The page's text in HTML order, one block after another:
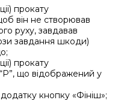
прокату
він не створював
руху, завдавав
завдання шкоди)
прокату
що відображений у
кнопку «Фініш»;